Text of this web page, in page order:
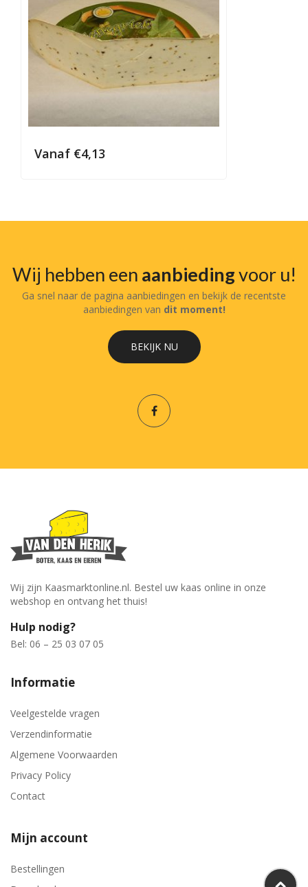
Vanaf €4,13
Wij hebben een aanbiedingvoor u!
Ga snel naar de pagina aanbiedingen en bekijk de recentste
aanbiedingen van dit moment!
BEKIJK NU
Wij zijn Kaasmarktonline.nl. Bestel uw kaas online in onze
webshop en ontvang het thuis!
Hulp nodig?
Bel: 06 – 25 03 07 05
Informatie
Veelgestelde vragen
Verzendinformatie
Algemene Voorwaarden
Privacy Policy
Contact
Mijn account
Bestellingen